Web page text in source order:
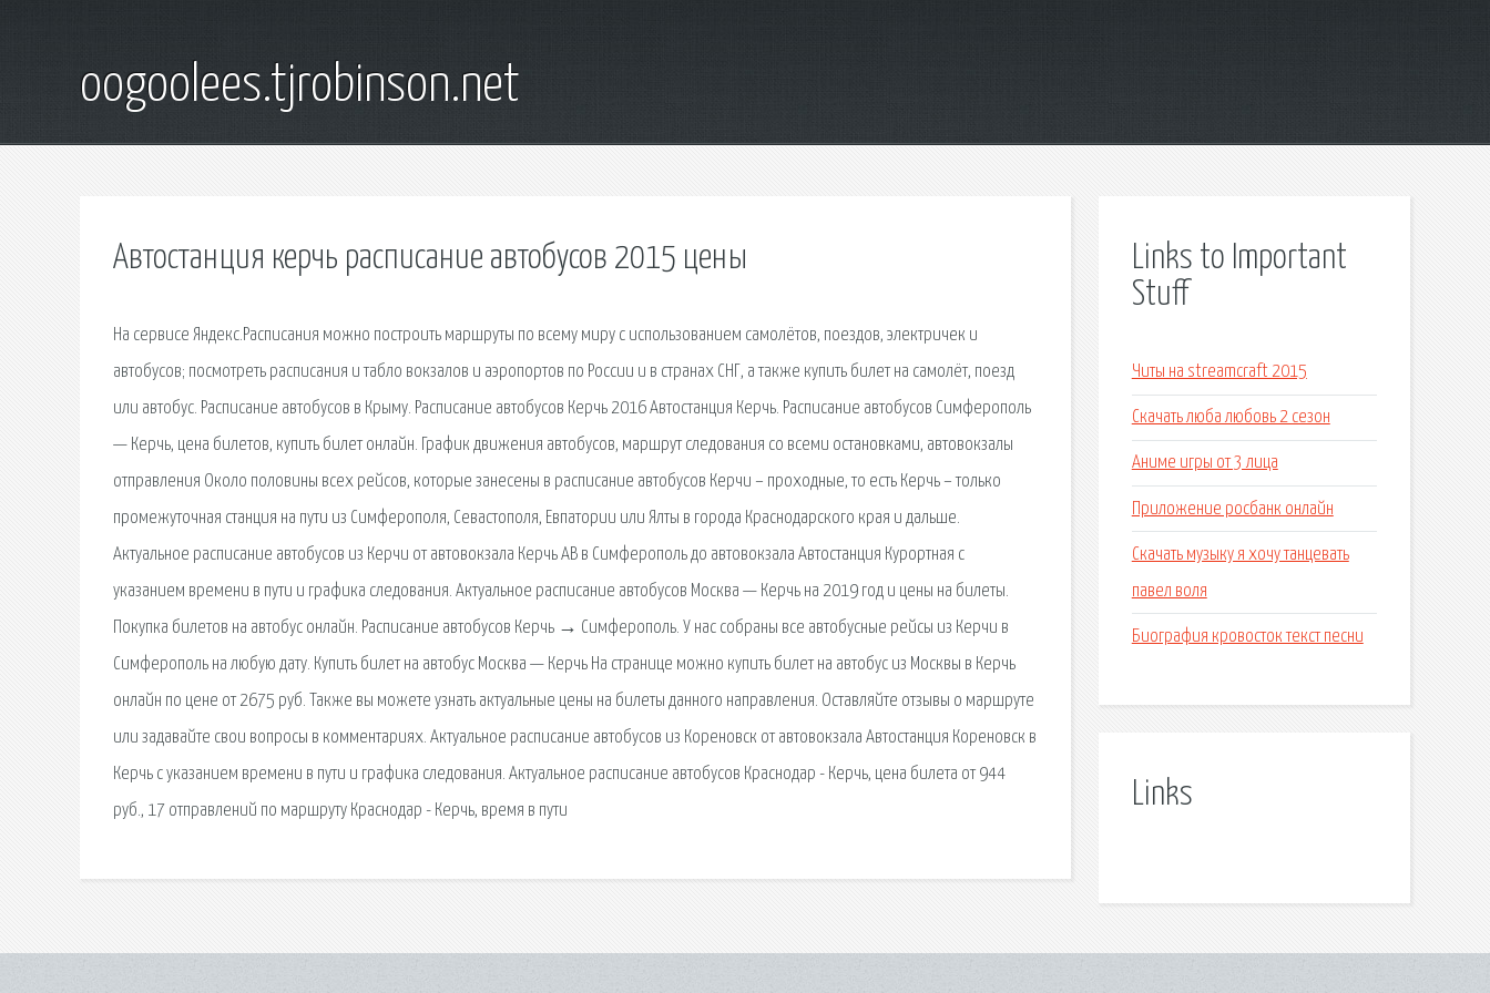
oogoolees.tjrobinson.net
Автостанция керчь расписание автобусов 2015 цены
На сервисе Яндекс.Расписания можно построить маршруты по всему миру с использованием самолётов, поездов, электричек и
автобусов; посмотреть расписания и табло вокзалов и аэропортов по России и в странах СНГ, а также купить билет на самолёт, поезд
или автобус. Расписание автобусов в Крыму. Расписание автобусов Керчь 2016 Автостанция Керчь. Расписание автобусов Симферополь
— Керчь, цена билетов, купить билет онлайн. График движения автобусов, маршрут следования со всеми остановками, автовокзалы
отправления Около половины всех рейсов, которые занесены в расписание автобусов Керчи – проходные, то есть Керчь – только
промежуточная станция на пути из Симферополя, Севастополя, Евпатории или Ялты в города Краснодарского края и дальше.
Актуальное расписание автобусов из Керчи от автовокзала Керчь АВ в Симферополь до автовокзала Автостанция Курортная с
указанием времени в пути и графика следования. Актуальное расписание автобусов Москва — Керчь на 2019 год и цены на билеты.
Покупка билетов на автобус онлайн. Расписание автобусов Керчь → Симферополь. У нас собраны все автобусные рейсы из Керчи в
Симферополь на любую дату. Купить билет на автобус Москва — Керчь На странице можно купить билет на автобус из Москвы в Керчь
онлайн по цене от 2675 руб. Также вы можете узнать актуальные цены на билеты данного направления. Оставляйте отзывы о маршруте
или задавайте свои вопросы в комментариях. Актуальное расписание автобусов из Кореновск от автовокзала Автостанция Кореновск в
Керчь с указанием времени в пути и графика следования. Актуальное расписание автобусов Краснодар - Керчь, цена билета от 944
руб., 17 отправлений по маршруту Краснодар - Керчь, время в пути
Links to Important
Stuff
Читы на streamcraft 2015
Скачать люба любовь 2 сезон
Аниме игры от 3 лица
Приложение росбанк онлайн
Скачать музыку я хочу танцевать
павел воля
Биография кровосток текст песни
Links